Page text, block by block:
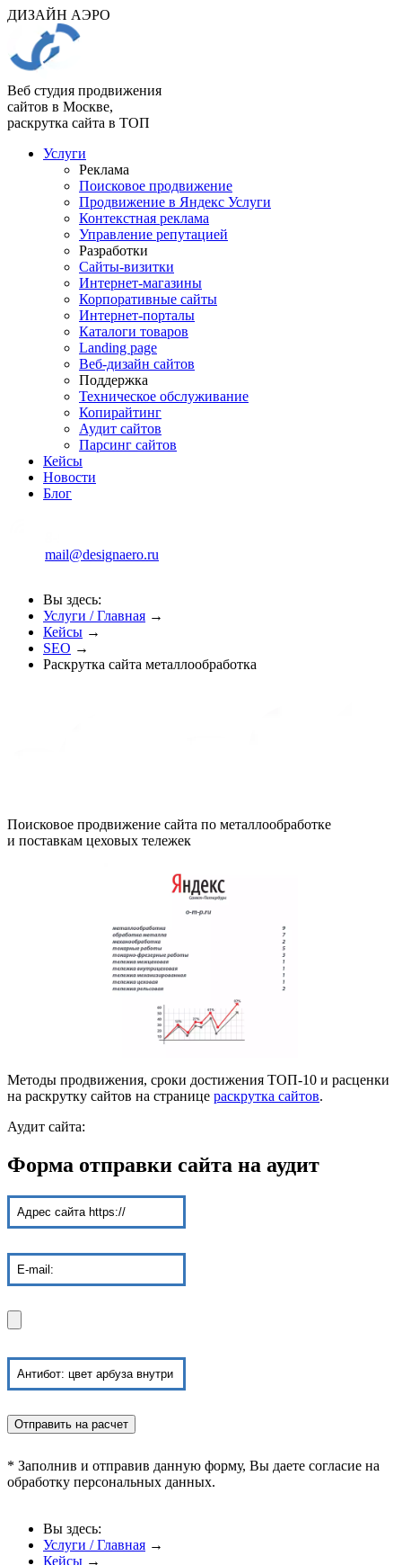
ДИЗАЙН АЭРО
Веб студия продвижения
сайтов в Москве,
раскрутка сайта в ТОП
Услуги
Реклама
Поисковое продвижение
Продвижение в Яндекс Услуги
Контекстная реклама
Управление репутацией
Разработки
Сайты-визитки
Интернет-магазины
Корпоративные сайты
Интернет-порталы
Каталоги товаров
Landing page
Веб-дизайн сайтов
Поддержка
Техническое обслуживание
Копирайтинг
Аудит сайтов
Парсинг сайтов
Кейсы
Новости
Блог
mail@designaero.ru
Вы здесь:
Услуги / Главная →
Кейсы →
SEO →
Раскрутка сайта металлообработка
Поисковое продвижение сайта по металлообработке
и поставкам цеховых тележек
Методы продвижения, сроки достижения ТОП-10 и расценки
на раскрутку сайтов на странице раскрутка сайтов.
Аудит сайта:
Форма отправки сайта на аудит
* Заполнив и отправив данную форму, Вы даете согласие на
обработку персональных данных.
Вы здесь:
Услуги / Главная →
Кейсы →